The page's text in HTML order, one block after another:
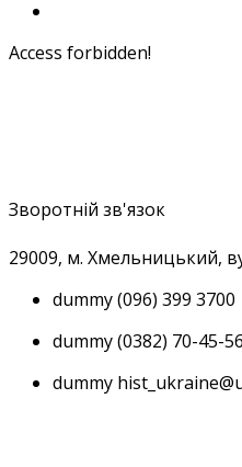
Access forbidden!
Зворотній зв'язок
29009, м. Хмельницький,
dummy(096) 399 3700
dummy(0382) 70-45-56
dummy